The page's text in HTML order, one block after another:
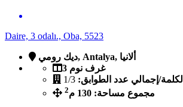
Daire, 3 odalı., Oba, 5523
ديك رومي, Antalya, ألانيا
3 غرف نوم
الكلمة/إجمالي عدد الطوابق: 1/3
مجموع مساحة: 130 م
2